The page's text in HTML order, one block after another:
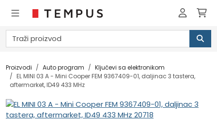
Proizvodi Auto program
Ključevi sa elektronikom
EL MINI 03 A - Mini Cooper FEM 9367409-01, daljinac 3 tastera,
aftermarket, ID49 433 MHz